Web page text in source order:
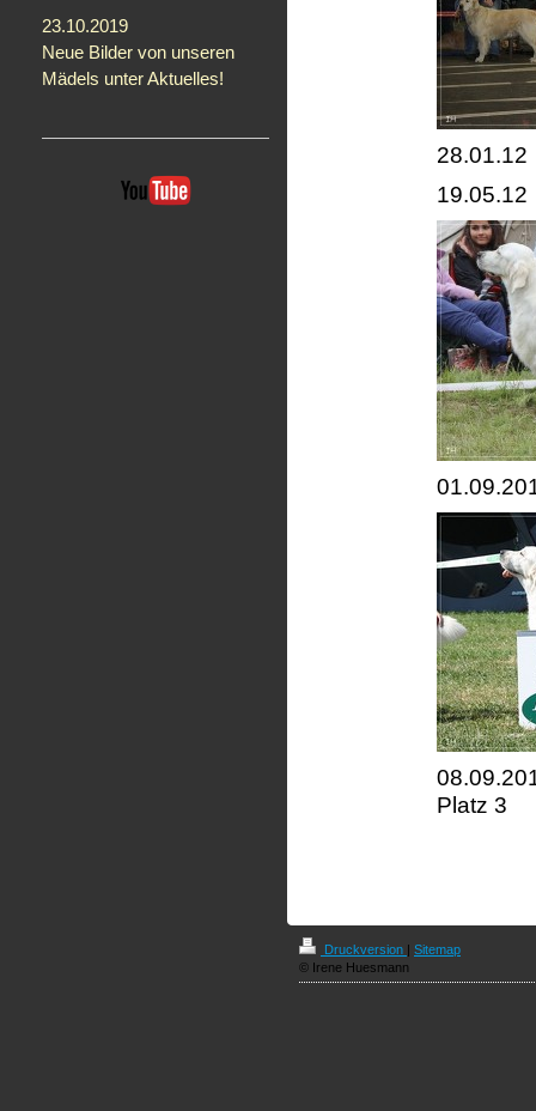
Platz 3
23.10.2019
Neue Bilder von unseren
Mädels unter Aktuelles!
Druckversion | Sitemap
© Irene Huesmann